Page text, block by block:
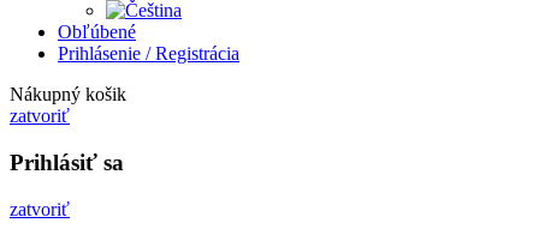
Obľúbené
Prihlásenie / Registrácia
Nákupný košik
zatvoriť
Prihlásiť sa
zatvoriť